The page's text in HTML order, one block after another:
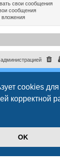
cookies для
корректной
OK
свои сообщения
сообщения
вложения
Forum Software © phpBB